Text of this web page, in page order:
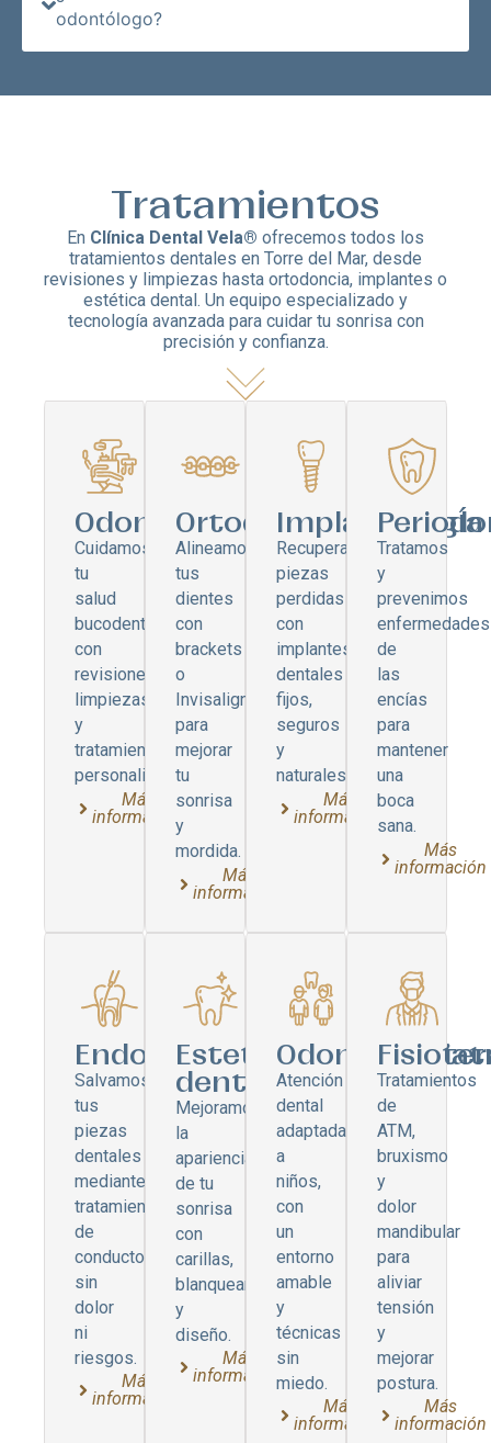
odontólogo?
Tratamientos
En Clínica Dental Vela® ofrecemos todos los
tratamientos dentales en Torre del Mar, desde
revisiones y limpiezas hasta ortodoncia, implantes o
estética dental. Un equipo especializado y
tecnología avanzada para cuidar tu sonrisa con
precisión y confianza.
Odontología
Cuidamos
tu
salud
bucodental
con
revisiones,
limpiezas
y
tratamientos
personalizados.
Más
información
Ortodoncia
Alineamos
tus
dientes
con
brackets
o
Invisalign
para
mejorar
tu
sonrisa
y
mordida.
Más
información
Implantología
Recupera
piezas
perdidas
con
implantes
dentales
fijos,
seguros
y
naturales.
Más
información
Tratamos
y
prevenimos
enfermedades
de
las
encías
para
mantener
una
boca
sana.
Más
información
Endodoncia
Salvamos
tus
piezas
dentales
mediante
tratamientos
de
conductos
sin
dolor
ni
riesgos.
Más
información
Estetica
dental
Mejoramos
la
apariencia
de tu
sonrisa
con
carillas,
blanqueamiento
y
diseño.
Más
información
Atención
dental
adaptada
a
niños,
con
un
entorno
amable
y
técnicas
sin
miedo.
Más
información
Tratamientos
de
ATM,
bruxismo
y
dolor
mandibular
para
aliviar
tensión
y
mejorar
postura.
Más
información